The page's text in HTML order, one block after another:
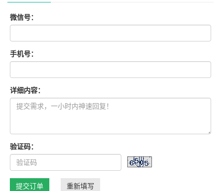
微信号：
手机号：
详细内容：
验证码：
提交订单 重新填写